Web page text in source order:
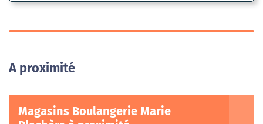
A proximité
Magasins Boulangerie Marie